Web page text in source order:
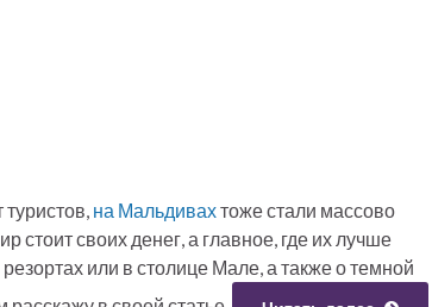
на Мальдивахтоже стали массово
стоит своих денег, а главное, где их лучше
резортах или в столице Мале, а также о темной